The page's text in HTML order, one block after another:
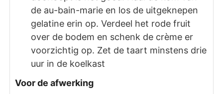
de au-bain-marie en los de uitgeknepen
gelatine erin op. Verdeel het rode fruit
over de bodem en schenk de crème er
voorzichtig op. Zet de taart minstens drie
uur in de koelkast
Voor de afwerking